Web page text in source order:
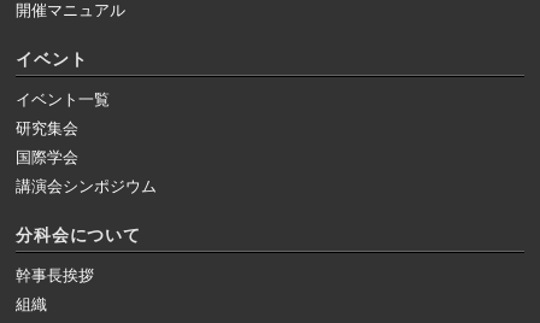
開催マニュアル
イベント
イベント一覧
研究集会
国際学会
講演会シンポジウム
分科会について
幹事長挨拶
組織